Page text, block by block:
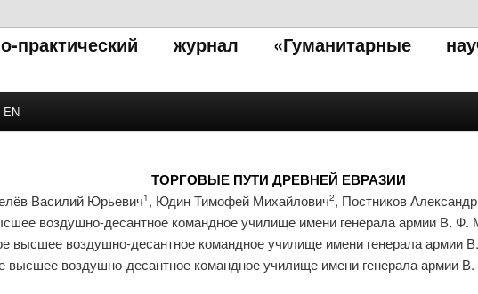
практический журнал «Гуманитарные
EN
ТОРГОВЫЕ ПУТИ ДРЕВНЕЙ ЕВРАЗИИ
Василий Юрьевич1 , Юдин Тимофей Михайлович2, Постников
воздушно-десантное командное училище имени генерала армии В. Ф.
высшее воздушно-десантное командное училище имени генерала армии
высшее воздушно-десантное командное училище имени генерала армии